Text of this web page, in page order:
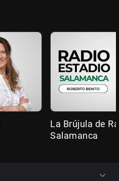
La Brújula de
Salamanca